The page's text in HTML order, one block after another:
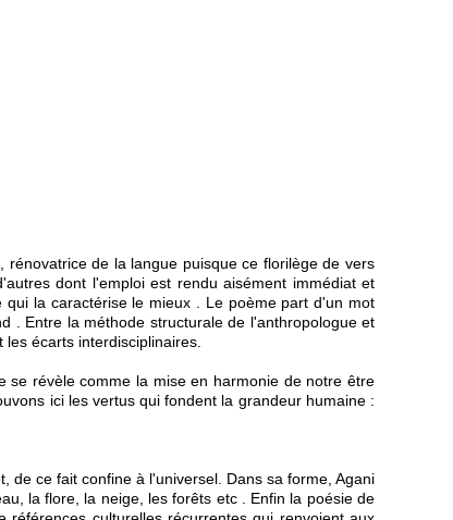
de la langue puisque ce florilège de vers
dont l'emploi est rendu aisément immédiat et
la caractérise le mieux . Le poème part d'un mot
. Entre la méthode structurale de l'anthropologue et
écarts interdisciplinaires.
révèle comme la mise en harmonie de notre être
ici les vertus qui fondent la grandeur humaine :
de ce fait confine à l'universel. Dans sa forme, Agani
la flore, la neige, les forêts etc . Enfin la poésie de